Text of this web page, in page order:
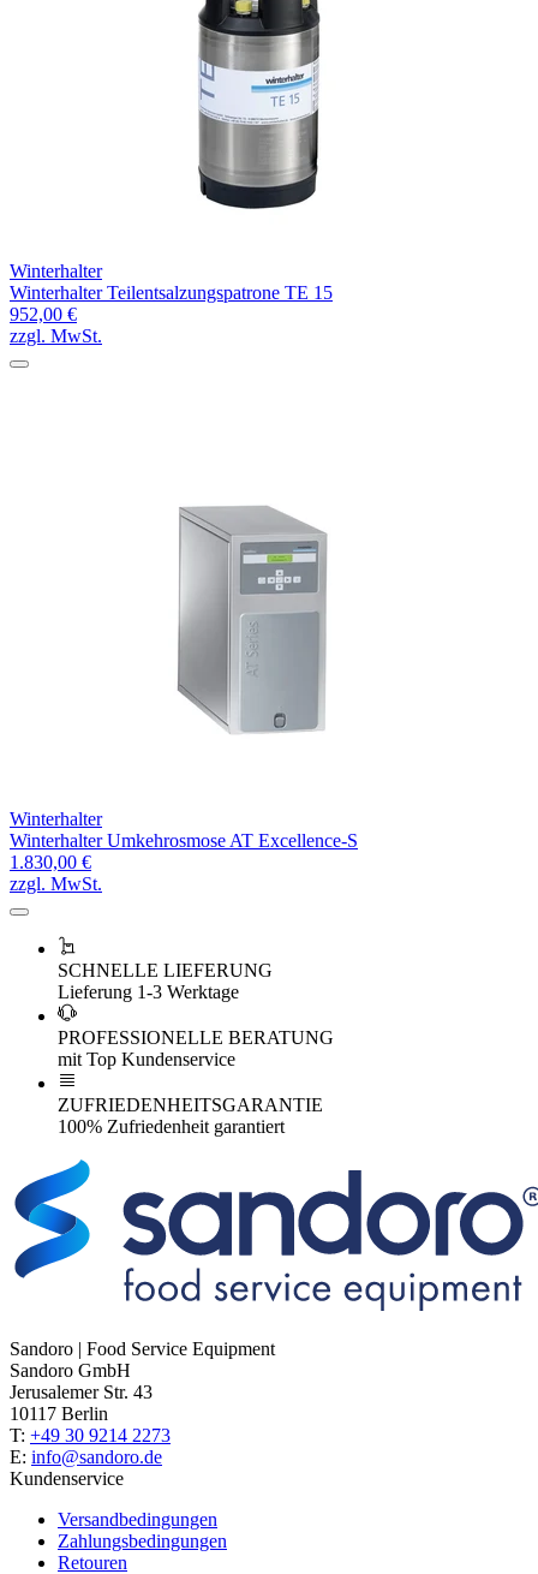
Winterhalter
Winterhalter Teilentsalzungspatrone TE 15
952,00 €
zzgl. MwSt.
Winterhalter
Winterhalter Umkehrosmose AT Excellence-S
1.830,00 €
zzgl. MwSt.
SCHNELLE LIEFERUNG
Lieferung 1-3 Werktage
PROFESSIONELLE BERATUNG
mit Top Kundenservice
ZUFRIEDENHEITSGARANTIE
100% Zufriedenheit garantiert
Sandoro | Food Service Equipment
Sandoro GmbH
Jerusalemer Str. 43
10117 Berlin
T: +49 30 9214 2273
E: info@sandoro.de
Kundenservice
Versandbedingungen
Zahlungsbedingungen
Retouren